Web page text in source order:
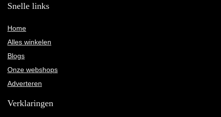
Snelle links
Home
Alles winkelen
Blogs
Onze webshops
Adverteren
Verklaringen